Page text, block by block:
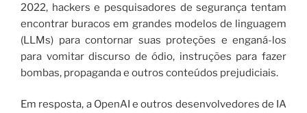
2022, hackers e pesquisadores de segurança tentam
encontrar buracos em grandes modelos de linguagem
(LLMs) para contornar suas proteções e enganá-los
para vomitar discurso de ódio, instruções para fazer
bombas, propaganda e outros conteúdos prejudiciais.
Em resposta, a OpenAI e outros desenvolvedores de IA